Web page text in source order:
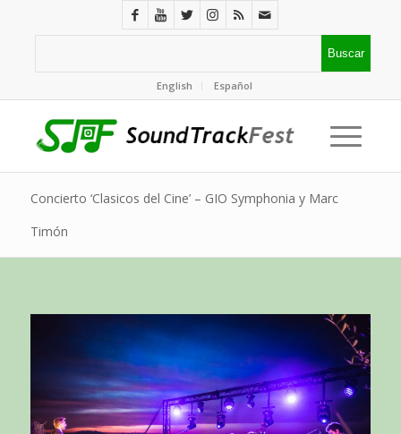
English Español
Concierto ‘Clasicos del Cine’ – GIO Symphonia y Marc
Timón